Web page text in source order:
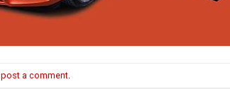
post a comment